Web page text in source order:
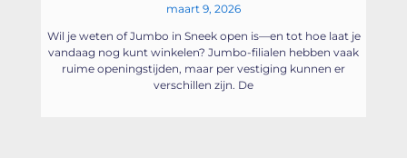
maart 9, 2026
Wil je weten of Jumbo in Sneek open is—en tot hoe laat je
vandaag nog kunt winkelen? Jumbo-filialen hebben vaak
ruime openingstijden, maar per vestiging kunnen er
verschillen zijn. De